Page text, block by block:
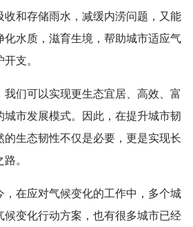
收和存储雨水，减缓内涝问题，又能
化水质，滋育生境，帮助城市适应气
支。
我们可以实现更生态宜居、高效、富
城市发展模式。因此，在提升城市韧
的生态韧性不仅是必要，更是实现长
。
，在应对气候变化的工作中，多个城
候变化行动方案，也有很多城市已经